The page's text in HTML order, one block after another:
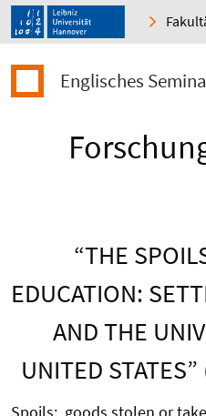
Englisches
“THE
EDUCATION:
AND THE
UNITED